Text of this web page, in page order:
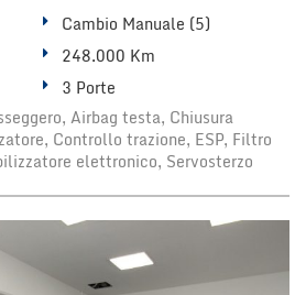
Cambio Manuale (5)
248.000 Km
3 Porte
Airbag testa, Chiusura
Controllo trazione, ESP, Filtro
elettronico, Servosterzo